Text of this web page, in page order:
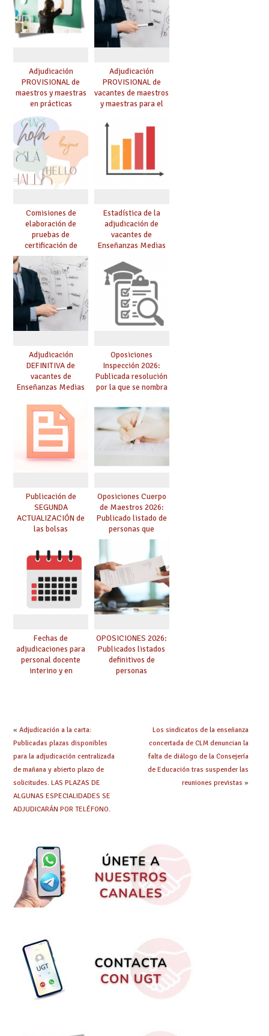
Adjudicación
PROVISIONAL de
maestros y maestras
en prácticas
Adjudicación
PROVISIONAL de
vacantes de maestros
y maestras para el
Comisiones de
elaboración de
pruebas de
certificación de
competencia
lingüística: publicada
resolución definitiva
Estadística de la
adjudicación de
vacantes de
Enseñanzas Medias
Adjudicación
DEFINITIVA de
vacantes de
Enseñanzas Medias
Oposiciones
Inspección 2026:
Publicada resolución
por la que se nombra
prácticas, se regulan
dichas prácticas y se
convoca acto público
de adjudicación
Publicación de
SEGUNDA
ACTUALIZACIÓN de
las bolsas
Cuerpo de Maestros
de especialidades
convocadas a
oposición
Oposiciones Cuerpo
de Maestros 2026:
Publicado listado de
personas que
adquieren nueva
especialidad
Fechas de
adjudicaciones para
personal docente
interino y en
OPOSICIONES 2026:
Publicados listados
definitivos de
personas
« Adjudicación a la carta:
Publicadas plazas disponibles
para la adjudicación centralizada
de mañana y abierto plazo de
solicitudes. LAS PLAZAS DE
ALGUNAS ESPECIALIDADES SE
ADJUDICARÁN POR TELÉFONO.
Los sindicatos de la enseñanza
concertada de CLM denuncian la
falta de diálogo de la Consejería
de Educación tras suspender las
reuniones previstas »